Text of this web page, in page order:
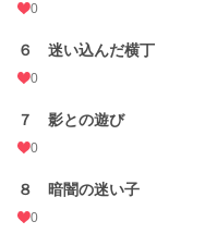
0
６ 迷い込んだ横丁
0
７ 影との遊び
0
８ 暗闇の迷い子
0